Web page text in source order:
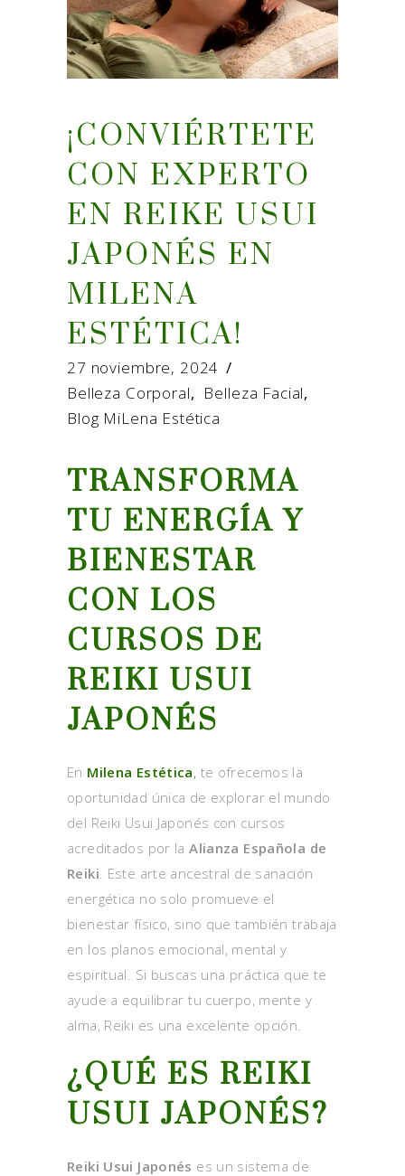
¡CONVIÉRTETE
CON EXPERTO
EN REIKE USUI
JAPONÉS EN
MILENA
ESTÉTICA!
27 noviembre, 2024
Belleza Corporal, Belleza Facial,
Blog MiLena Estética
TRANSFORMA
TU ENERGÍA Y
BIENESTAR
CON LOS
CURSOS DE
REIKI USUI
JAPONÉS
En Milena Estética, te ofrecemos la
oportunidad única de explorar el mundo
del Reiki Usui Japonés con cursos
acreditados por laAlianza Española de
Reiki . Este arte ancestral de sanación
energética no solo promueve el
bienestar físico, sino que también trabaja
en los planos emocional, mental y
espiritual. Si buscas una práctica que te
ayude a equilibrar tu cuerpo, mente y
alma, Reiki es una excelente opción.
¿QUÉ ES REIKI
USUI JAPONÉS?
Reiki Usui Japonés es un sistema de